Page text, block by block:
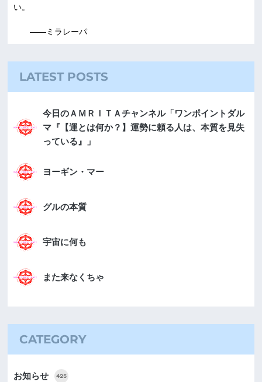
い。
――ミラレーパ
LATEST POSTS
今日のＡＭＲＩＴＡチャンネル「ワンポイントダル
マ『【運とは何か？】運勢に頼る人は、本質を見失
っている』」
ヨーギン・マー
グルの本質
宇宙に何も
また来なくちゃ
CATEGORY
お知らせ 425